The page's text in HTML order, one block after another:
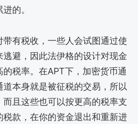
的。
有税收，一些人会试图通过使
逃避，因此法伊格的设计对现金
税率。在APT下，加密货币通
本身就是被征税的交易，所以
且这些也可以按更高的税率支
款，在你的资金退出和重新进